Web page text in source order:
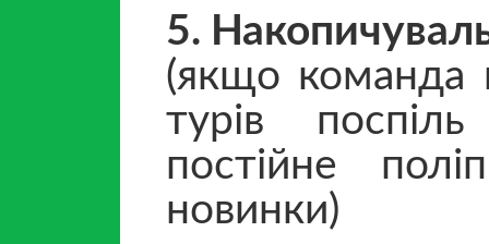
5.
(якщо команда
турів
постійне
новинки)